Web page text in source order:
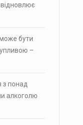
бути
–
з понад
алкоголю